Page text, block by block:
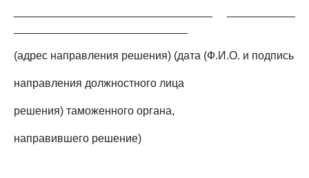
(адрес направления решения) (дата (Ф.И.О. и подпись
направления должностного лица
решения) таможенного органа,
направившего решение)